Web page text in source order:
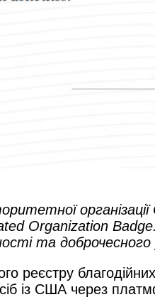
Organization
та доброчесного
реєстру
із США через